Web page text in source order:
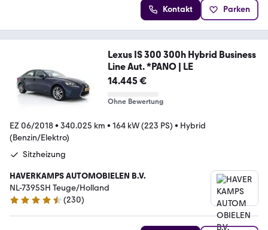
Kontakt Parken
Lexus IS 300 300h Hybrid Business
Line Aut. *PANO | LE
14.445 €
Ohne Bewertung
EZ 06/2018• 340.025 km • 164 kW (223 PS) • Hybrid
(Benzin/Elektro)
Sitzheizung
HAVERKAMPS AUTOMOBIELEN B.V.
NL-7395SH Teuge/Holland
4.5 Sterne
(230)